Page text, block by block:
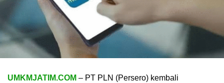
UMKMJATIM.COM – PT PLN (Persero) kembali